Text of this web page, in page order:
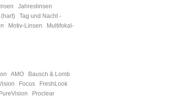
Jahreslinsen
Tag und Nacht -
Motiv-Linsen
Multifokal-
AMO
Bausch & Lomb
Focus
FreshLook
PureVision
Proclear